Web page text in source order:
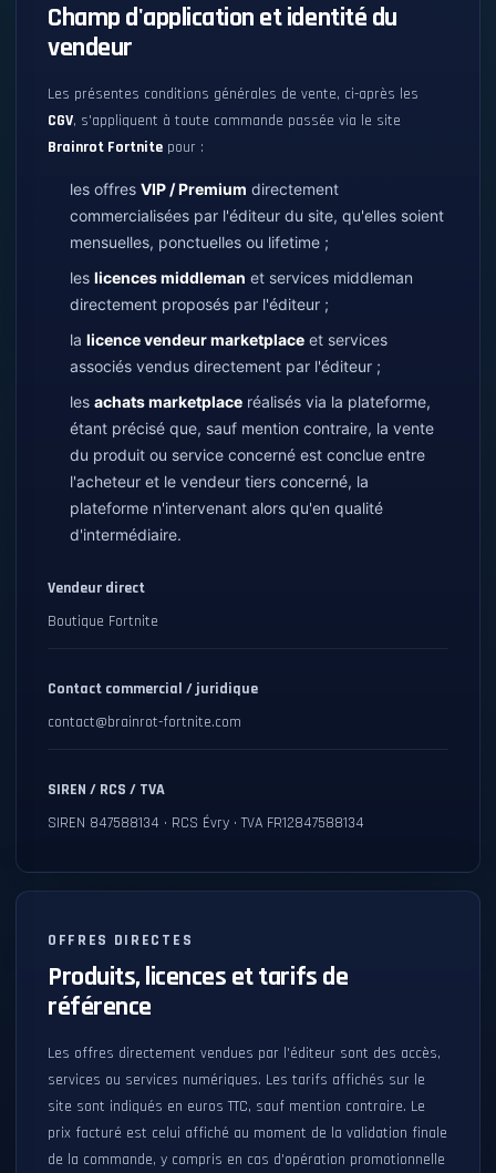
Champ d'application et identité du
vendeur
Les présentes conditions générales de vente, ci-après les
CGV, s'appliquent à toute commande passée via le site
Brainrot Fortnite pour :
les offres VIP / Premium directement
commercialisées par l'éditeur du site, qu'elles soient
mensuelles, ponctuelles ou lifetime ;
les licences middleman et services middleman
directement proposés par l'éditeur ;
la licence vendeur marketplace et services
associés vendus directement par l'éditeur ;
les achats marketplace réalisés via la plateforme,
étant précisé que, sauf mention contraire, la vente
du produit ou service concerné est conclue entre
l'acheteur et le vendeur tiers concerné, la
plateforme n'intervenant alors qu'en qualité
d'intermédiaire.
Vendeur direct
Boutique Fortnite
Contact commercial / juridique
contact@brainrot-fortnite.com
SIREN / RCS / TVA
SIREN 847588134 • RCS Évry • TVA FR12847588134
OFFRES DIRECTES
Produits, licences et tarifs de
référence
Les offres directement vendues par l'éditeur sont des accès,
services ou services numériques. Les tarifs affichés sur le
site sont indiqués en euros TTC, sauf mention contraire. Le
prix facturé est celui affiché au moment de la validation finale
de la commande, y compris en cas d'opération promotionnelle